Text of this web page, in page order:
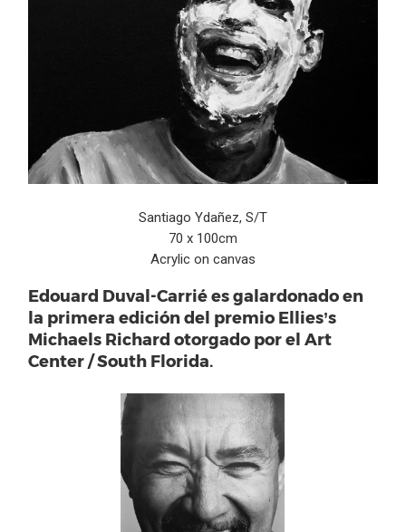
Santiago Ydañez, S/T
70 x 100cm
Acrylic on canvas
Edouard Duval-Carrié es galardonado en
la primera edición del premio Ellies’s
Michaels Richard otorgado por el Art
Center / South Florida.